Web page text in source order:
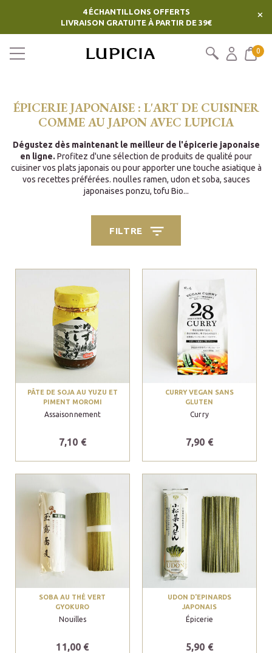
4 ÉCHANTILLONS OFFERTS
LIVRAISON GRATUITE À PARTIR DE 39€
×
0
ÉPICERIE JAPONAISE : L'ART DE CUISINER
COMME AU JAPON AVEC LUPICIA
Dégustez dès maintenant le meilleur de l'épicerie japonaise
en ligne. Profitez d'une sélection de produits de qualité pour
cuisiner vos plats japonais ou pour apporter une touche asiatique à
vos recettes préférées. noulles ramen, udon et soba, sauces
japonaises ponzu, tofu Bio...
FILTRE
PÂTE DE SOJA AU YUZU ET
PIMENT MOROMI
Assaisonnement
7,10 €
CURRY VEGAN SANS
GLUTEN
Curry
7,90 €
SOBA AU THÉ VERT
GYOKURO
Nouilles
11,00 €
UDON D'EPINARDS
JAPONAIS
Épicerie
5,90 €